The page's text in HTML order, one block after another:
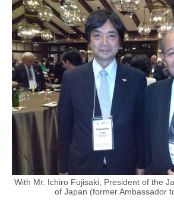
With Mr. Ichiro Fujisaki, President of the
of Japan (former Ambassador